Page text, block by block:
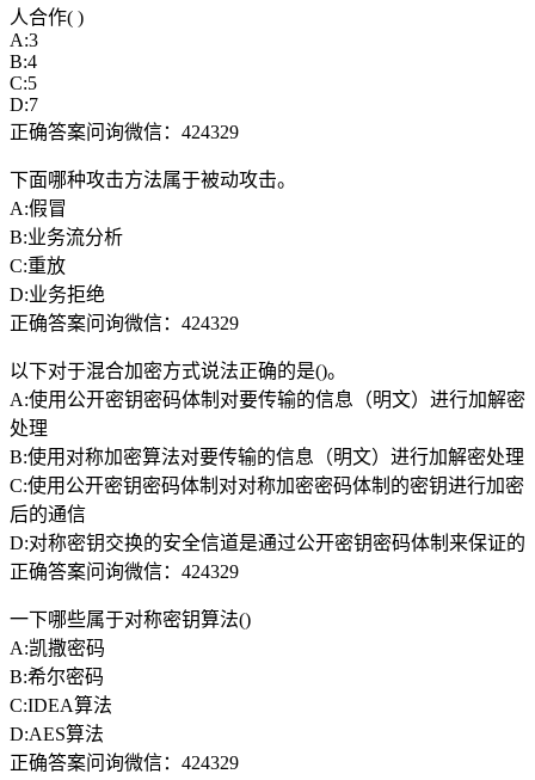
人合作( )
A:3
B:4
C:5
D:7
正确答案问询微信：424329
下面哪种攻击方法属于被动攻击。
A:假冒
B:业务流分析
C:重放
D:业务拒绝
正确答案问询微信：424329
以下对于混合加密方式说法正确的是()。
A:使用公开密钥密码体制对要传输的信息（明文）进行加解密
处理
B:使用对称加密算法对要传输的信息（明文）进行加解密处理
C:使用公开密钥密码体制对对称加密密码体制的密钥进行加密
后的通信
D:对称密钥交换的安全信道是通过公开密钥密码体制来保证的
正确答案问询微信：424329
一下哪些属于对称密钥算法()
A:凯撒密码
B:希尔密码
C:IDEA算法
D:AES算法
正确答案问询微信：424329